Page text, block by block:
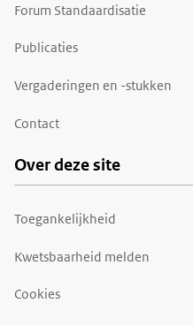
Forum Standaardisatie
Publicaties
Vergaderingen en -stukken
Contact
Over deze site
Toegankelijkheid
Kwetsbaarheid melden
Cookies